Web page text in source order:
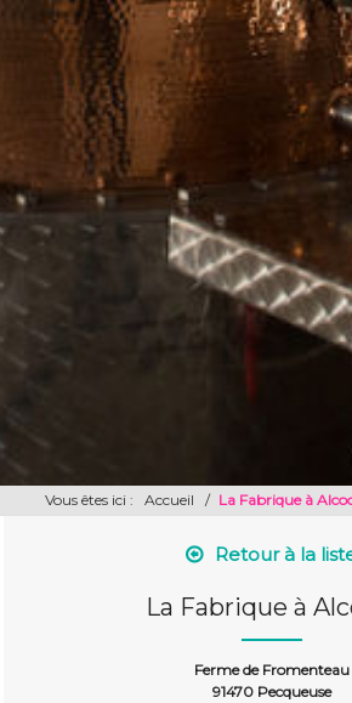
Vous êtes ici : Accueil / La Fabrique à
Retour à la
La Fabrique à
Ferme de Fromenteau
91470 Pecqueuse